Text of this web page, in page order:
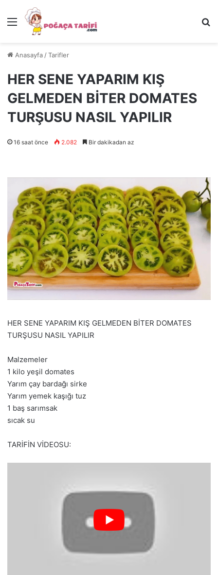
Menü
Anasayfa /Tarifler
HER SENE YAPARIM KIŞ
GELMEDEN BİTER DOMATES
TURŞUSU NASIL YAPILIR
16 saat önce 2.082 Bir dakikadan az
HER SENE YAPARIM KIŞ GELMEDEN BİTER DOMATES
TURŞUSU NASIL YAPILIR
Malzemeler
1 kilo yeşil domates
Yarım çay bardağı sirke
Yarım yemek kaşığı tuz
1 baş sarımsak
sıcak su
TARİFİN VİDEOSU: